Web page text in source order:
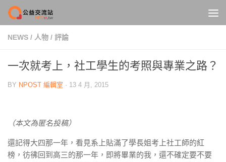
Skip to content
NEWS / 人物 / 評論
一次就考上，社工學生的考照與專業之路？
BY NPOST 編輯室 · 13 4 月, 2015
（本文為匿名投稿）
還記得大四那一年，看見系上貼滿了學長姐考上社工師的紅
榜，彷彿回到高三的那一年，即將畢業的我，還不確定要不要